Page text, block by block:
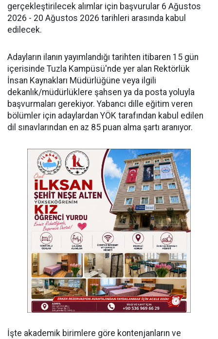
gerçekleştirilecek alımlar için başvurular 6 Ağustos
2026 - 20 Ağustos 2026 tarihleri arasında kabul
edilecek.
Adayların ilanın yayımlandığı tarihten itibaren 15 gün
içerisinde Tuzla Kampüsü'nde yer alan Rektörlük
İnsan Kaynakları Müdürlüğüne veya ilgili
dekanlık/müdürlüklere şahsen ya da posta yoluyla
başvurmaları gerekiyor. Yabancı dille eğitim veren
bölümler için adaylardan YÖK tarafından kabul edilen
dil sınavlarından en az 85 puan alma şartı aranıyor.
İşte akademik birimlere göre kontenjanların ve